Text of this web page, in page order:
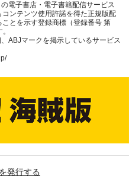
電子書店・電子書籍配信サービス
コンテンツ使用許諾を得た正規版配
とを示す登録商標（登録番号 第
ABJマークを掲示しているサービス
発行する